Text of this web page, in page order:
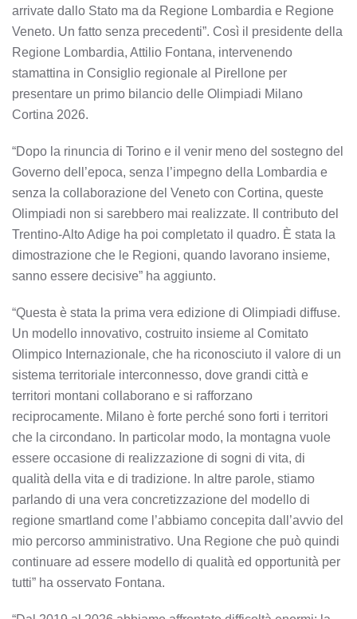
arrivate dallo Stato ma da Regione Lombardia e Regione
Veneto. Un fatto senza precedenti”. Così il presidente della
Regione Lombardia, Attilio Fontana, intervenendo
stamattina in Consiglio regionale al Pirellone per
presentare un primo bilancio delle Olimpiadi Milano
Cortina 2026.
“Dopo la rinuncia di Torino e il venir meno del sostegno del
Governo dell’epoca, senza l’impegno della Lombardia e
senza la collaborazione del Veneto con Cortina, queste
Olimpiadi non si sarebbero mai realizzate. Il contributo del
Trentino-Alto Adige ha poi completato il quadro. È stata la
dimostrazione che le Regioni, quando lavorano insieme,
sanno essere decisive” ha aggiunto.
“Questa è stata la prima vera edizione di Olimpiadi diffuse.
Un modello innovativo, costruito insieme al Comitato
Olimpico Internazionale, che ha riconosciuto il valore di un
sistema territoriale interconnesso, dove grandi città e
territori montani collaborano e si rafforzano
reciprocamente. Milano è forte perché sono forti i territori
che la circondano. In particolar modo, la montagna vuole
essere occasione di realizzazione di sogni di vita, di
qualità della vita e di tradizione. In altre parole, stiamo
parlando di una vera concretizzazione del modello di
regione smartland come l’abbiamo concepita dall’avvio del
mio percorso amministrativo. Una Regione che può quindi
continuare ad essere modello di qualità ed opportunità per
tutti” ha osservato Fontana.